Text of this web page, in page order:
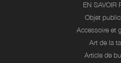
EN SAVOIR
Objet
Accessoire et
Art de la
Article de